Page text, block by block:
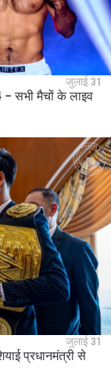
जुलाई 31
– सभी मैचों के लाइव
जुलाई 31
प्रधानमंत्री से